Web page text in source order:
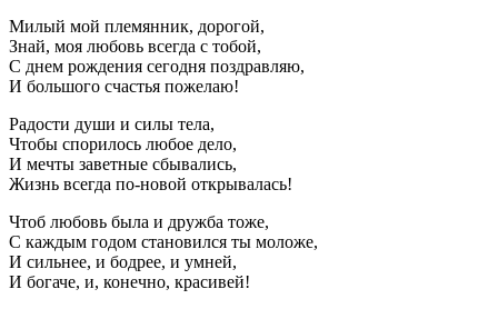
Милый мой племянник, дорогой,
Знай, моя любовь всегда с тобой,
С днем рождения сегодня поздравляю,
И большого счастья пожелаю!
Радости души и силы тела,
Чтобы спорилось любое дело,
И мечты заветные сбывались,
Жизнь всегда по-новой открывалась!
Чтоб любовь была и дружба тоже,
С каждым годом становился ты моложе,
И сильнее, и бодрее, и умней,
И богаче, и, конечно, красивей!